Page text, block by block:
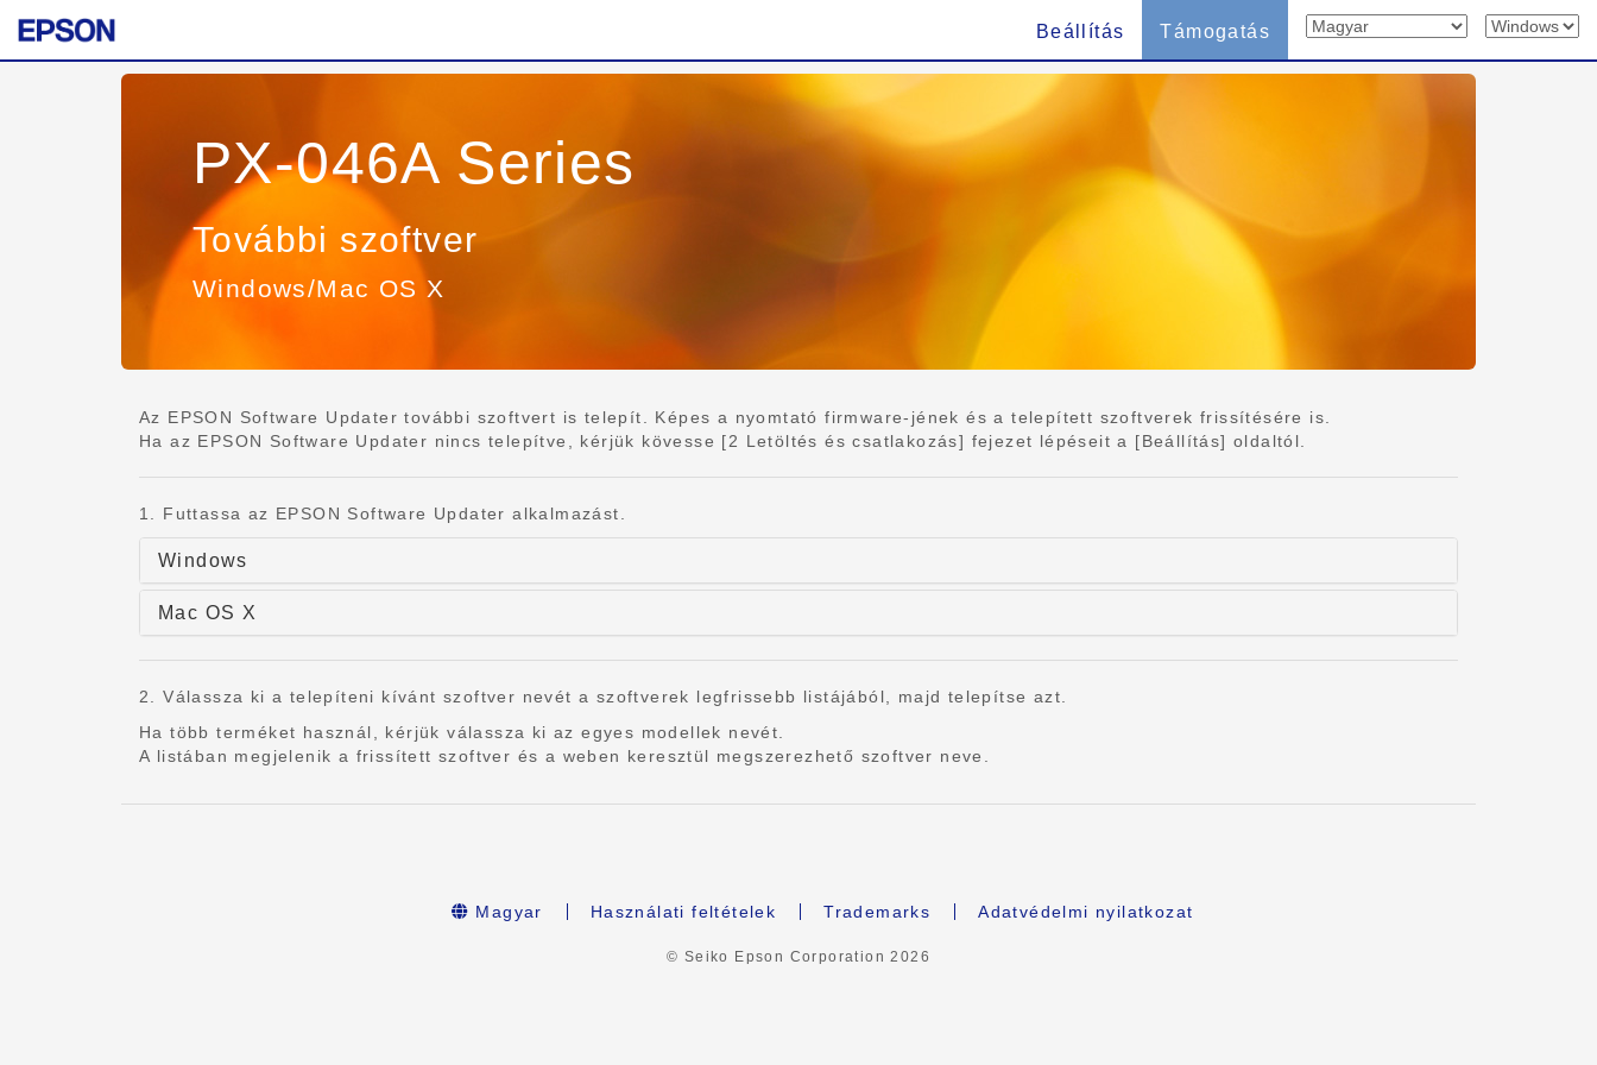
Beállítás Támogatás
PX-046A Series
További szoftver
Windows/Mac OS X
Az EPSON Software Updater további szoftvert is telepít. Képes a nyomtató firmware-jének és a telepített szoftverek frissítésére is.
Ha az EPSON Software Updater nincs telepítve, kérjük kövesse [2 Letöltés és csatlakozás] fejezet lépéseit a [Beállítás] oldaltól.
1. Futtassa az EPSON Software Updater alkalmazást.
Windows
Mac OS X
2. Válassza ki a telepíteni kívánt szoftver nevét a szoftverek legfrissebb listájából, majd telepítse azt.
Ha több terméket használ, kérjük válassza ki az egyes modellek nevét.
A listában megjelenik a frissített szoftver és a weben keresztül megszerezhető szoftver neve.
Magyar Használati feltételek Trademarks Adatvédelmi nyilatkozat
© Seiko Epson Corporation2026